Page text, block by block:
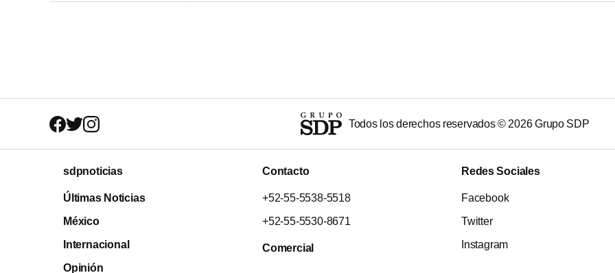
Todos los derechos reservados © 2026Grupo SDP
sdpnoticias
Últimas Noticias
México
Internacional
Opinión
Contacto
+52-55-5538-5518
+52-55-5530-8671
Comercial
Redes Sociales
Facebook
Twitter
Instagram